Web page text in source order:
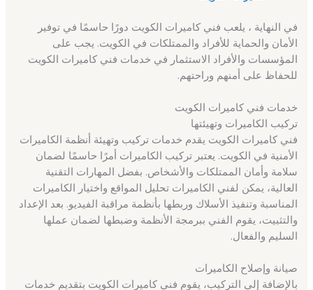
في النهاية ، يلعب فني كاميرات الكويت دورًا حاسمًا في توفير
الأمان والحماية للأفراد والممتلكات في الكويت. يجب على
المؤسسات والأفراد الاستثمار في خدمات فني كاميرات الكويت
للحفاظ على أمنهم وراحتهم.
خدمات فني كاميرات الكويت
تركيب الكاميرات وتهيئتها
فني كاميرات الكويت يقدم خدمات تركيب وتهيئة أنظمة الكاميرات
الأمنية في الكويت. يعتبر تركيب الكاميرات أمرًا حاسمًا لضمان
سلامة وأمان الممتلكات والأشخاص. بفضل المهارات التقنية
العالية، يمكن لفني الكاميرات تحليل المواقع واختيار الكاميرات
المناسبة وتنفيذ الأسلاك وربطها بأنظمة مراقبة الفيديو. بعد الإعداد
والتثبيت، يقوم الفني ببرمجة الأنظمة وضبطها لضمان عملها
السليم والفعال.
صيانة وإصلاح الكاميرات
بالإضافة إلى التركيب، يقوم فني كاميرات الكويت بتقديم خدمات